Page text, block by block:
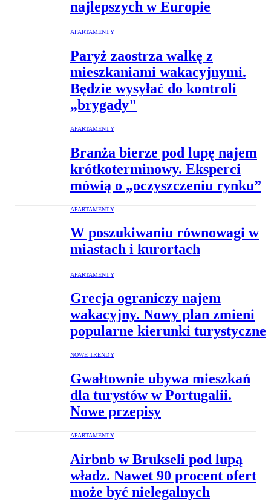
najlepszych w Europie
APARTAMENTY
Paryż zaostrza walkę z
mieszkaniami wakacyjnymi.
Będzie wysyłać do kontroli
„brygady"
APARTAMENTY
Branża bierze pod lupę najem
krótkoterminowy. Eksperci
mówią o „oczyszczeniu rynku”
APARTAMENTY
W poszukiwaniu równowagi w
miastach i kurortach
APARTAMENTY
Grecja ograniczy najem
wakacyjny. Nowy plan zmieni
popularne kierunki turystyczne
NOWE TRENDY
Gwałtownie ubywa mieszkań
dla turystów w Portugalii.
Nowe przepisy
APARTAMENTY
Airbnb w Brukseli pod lupą
władz. Nawet 90 procent ofert
może być nielegalnych